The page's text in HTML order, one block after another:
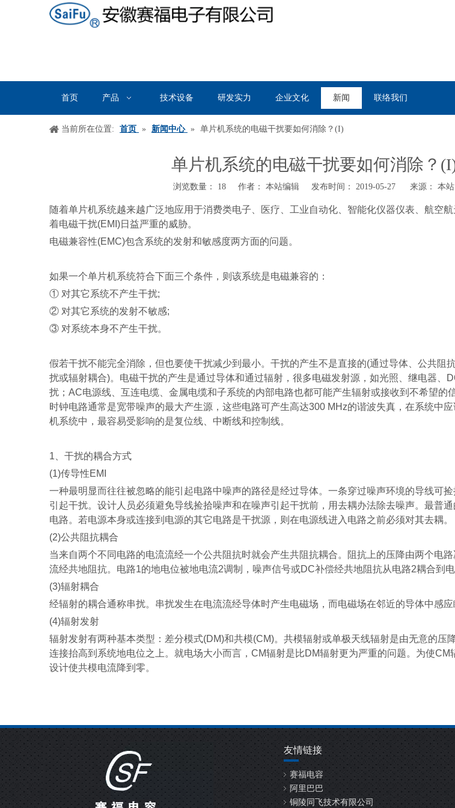
首页 产品 技术设备 研发实力 企业文化 新闻 联络我们
当前所在位置: 首页 » 新闻中心 » 单片机系统的电磁干扰要如何消除？(I)
单片机系统的电磁干扰要如何消除？
浏览数量： 18 作者： 本站编辑 发布时间： 2019-05-27 来源： 本站
["wechat","weibo","qzone","douban","email"]
随着单片机系统越来越广泛地应用于消费类电子、医疗、工业自动化、智能化仪器仪表、航空
着电磁干扰(EMI)日益严重的威胁。
电磁兼容性(EMC)包含系统的发射和敏感度两方面的问题。
如果一个单片机系统符合下面三个条件，则该系统是电磁兼容的：
① 对其它系统不产生干扰;
② 对其它系统的发射不敏感;
③ 对系统本身不产生干扰。
假若干扰不能完全消除，但也要使干扰减少到最小。干扰的产生不是直接的(通过导体、公共阻
扰或辐射耦合)。电磁干扰的产生是通过导体和通过辐射，很多电磁发射源，如光照、继电器、
扰； AC电源线、互连电缆、金属电缆和子系统的内部电路也都可能产生辐射或接收到不希望的
时钟电路通常是宽带噪声的最大产生源，这些电路可产生高达300 MHz的谐波失真，在系统中
机系统中，最容易受影响的是复位线、中断线和控制线。
1 、干扰的耦合方式
(1)传导性EMI
一种最明显而往往被忽略的能引起电路中噪声的路径是经过导体。一条穿过噪声环境的导线可
引起干扰。设计人员必须避免导线捡拾噪声和在噪声引起干扰前，用去耦办法除去噪声。最普
电路。若电源本身或连接到电源的其它电路是干扰源，则在电源线进入电路之前必须对其去耦。
(2)公共阻抗耦合
当来自两个不同电路的电流流经一个公共阻抗时就会产生共阻抗耦合。阻抗上的压降由两个电
流经共地阻抗。电路1的地电位被地电流2调制，噪声信号或DC补偿经共地阻抗从电路2耦合到
(3)辐射耦合
经辐射的耦合通称串扰。串扰发生在电流流经导体时产生电磁场，而电磁场在邻近的导体中感应
(4)辐射发射
辐射发射有两种基本类型：差分模式(DM)和共模(CM)。共模辐射或单极天线辐射是由无意的压
连接抬高到系统地电位之上。就电场大小而言， CM辐射是比DM辐射更为严重的问题。为使CM
设计使共模电流降到零。
友情链接
赛福电容
阿里巴巴
铜陵同飞技术有限公司